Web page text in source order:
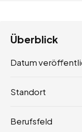
Überblick
Datum
Standort
Berufsfeld